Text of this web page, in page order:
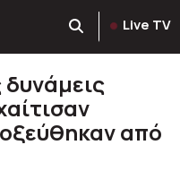
Live TV
από